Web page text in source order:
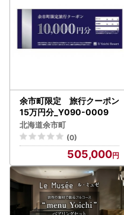
余市町限定 旅行クーポン
15万円分_Y090-0009
北海道余市町
(0)
505,000